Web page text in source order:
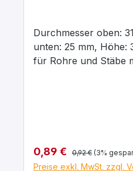
Durchmesser oben:
unten: 25 mm, Höhe:
für Rohre und Stäbe
Verkaufspreis:
0,89 € Regulärer Preis:
0,92 € (3%
Preise exkl. MwSt. zzgl.